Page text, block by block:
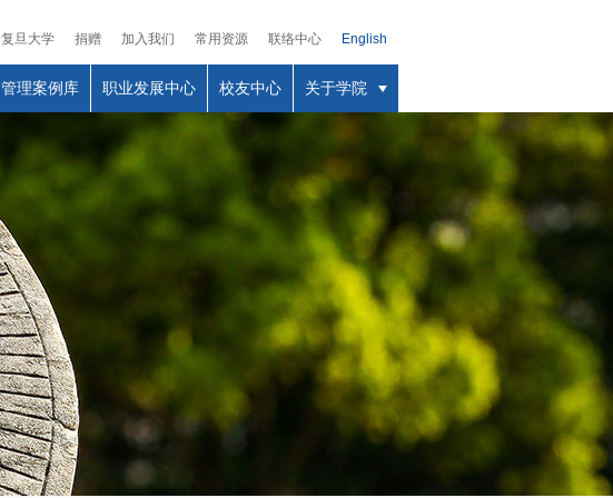
复旦大学 捐赠 加入我们 常用资源 联络中心 English
管理案例库 职业发展中心 校友中心 关于学院